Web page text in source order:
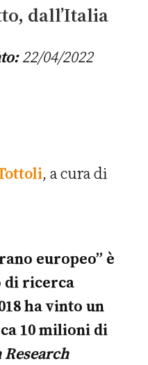
dall’Italia
22/04/2022
, a cura di
europeo” è
di ricerca
ha vinto un
10 milioni di